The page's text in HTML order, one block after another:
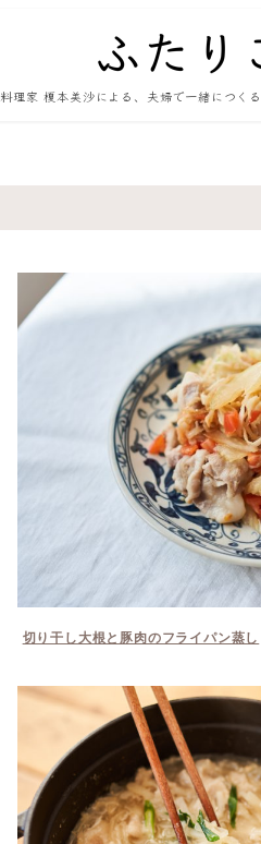
料理家 榎本美沙による、夫婦で一緒につく
切り干し大根と豚肉のフライパン蒸し